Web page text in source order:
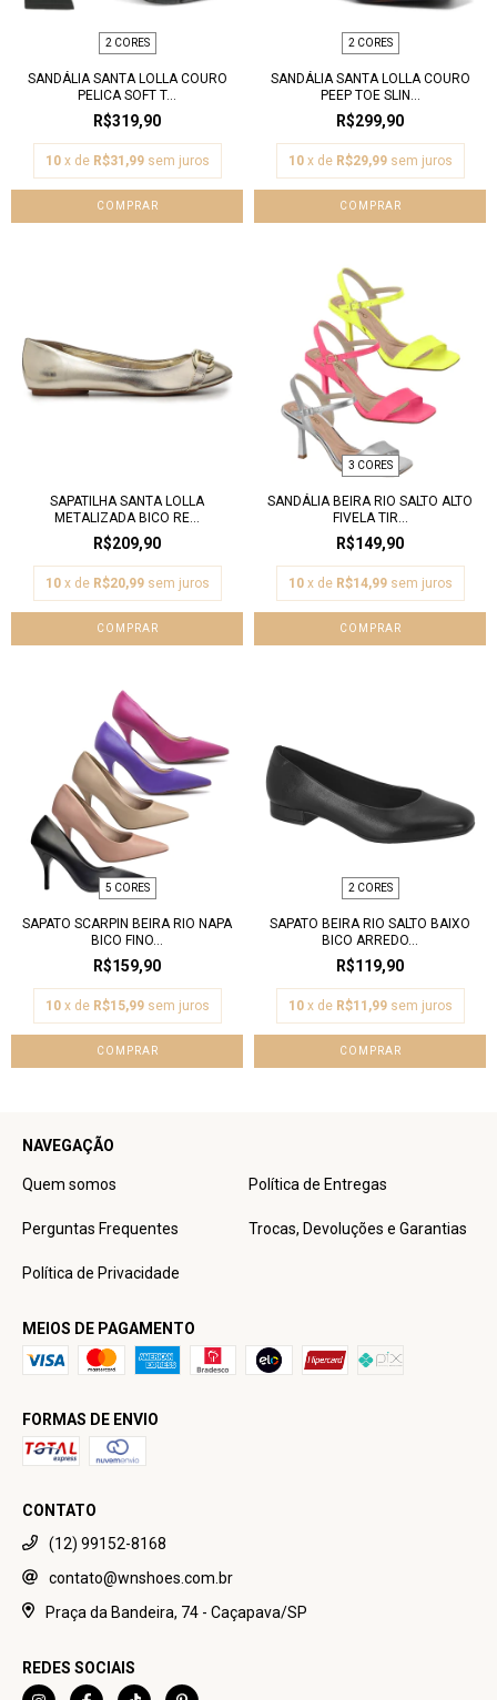
2 CORES
SANDÁLIA SANTA LOLLA COURO
PELICA SOFT T...
R$319,90
10 x de R$31,99 sem juros
COMPRAR
2 CORES
SANDÁLIA SANTA LOLLA COURO
PEEP TOE SLIN...
R$299,90
10 x de R$29,99 sem juros
COMPRAR
SAPATILHA SANTA LOLLA
METALIZADA BICO RE...
R$209,90
10 x de R$20,99 sem juros
COMPRAR
3 CORES
SANDÁLIA BEIRA RIO SALTO ALTO
FIVELA TIR...
R$149,90
10 x de R$14,99 sem juros
COMPRAR
5 CORES
SAPATO SCARPIN BEIRA RIO NAPA
BICO FINO...
R$159,90
10 x de R$15,99 sem juros
COMPRAR
2 CORES
SAPATO BEIRA RIO SALTO BAIXO
BICO ARREDO...
R$119,90
10 x de R$11,99 sem juros
COMPRAR
NAVEGAÇÃO
Quem somos Política de Entregas
Perguntas Frequentes Trocas, Devoluções e Garantias
Política de Privacidade
MEIOS DE PAGAMENTO
FORMAS DE ENVIO
CONTATO
(12) 99152-8168
contato@wnshoes.com.br
Praça da Bandeira, 74 - Caçapava/SP
REDES SOCIAIS